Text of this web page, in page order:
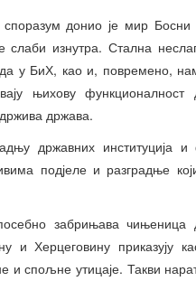
споразум донио је мир
изнутра. Стална
у БиХ, као и, повремено,
њихову
држава.
државних институција
подјеле и разградње
забрињава чињеница
и Херцеговину приказују
и спољне утицаје. Такви